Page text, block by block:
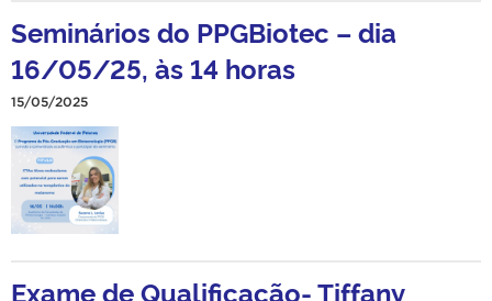
Seminários do PPGBiotec – dia
16/05/25, às 14 horas
15/05/2025
Exame de Qualificação- Tiffany